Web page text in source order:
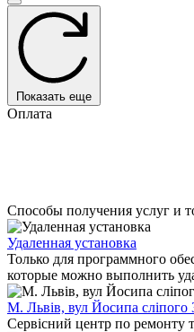
Показать еще
Оплата
Способы получения услуг и
Удаленная установка
Только для программного
которые можно выполнить
М. Львів, вул Йосипа сліпого
Сервісний центр по ремонту